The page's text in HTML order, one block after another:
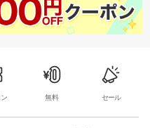
無料 セール